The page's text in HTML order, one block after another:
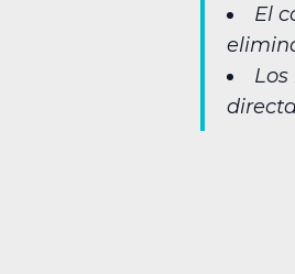
El